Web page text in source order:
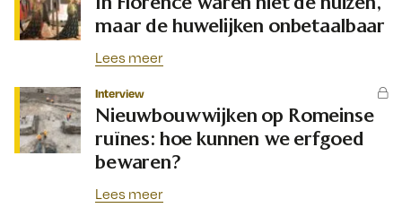
maar de huwelijken onbetaalbaar
Lees meer
Interview
Nieuwbouwwijken op Romeinse
ruïnes: hoe kunnen we erfgoed
bewaren?
Lees meer